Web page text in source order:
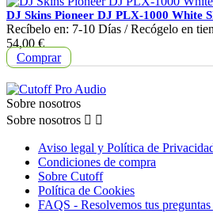
DJ Skins Pioneer DJ PLX-1000 White
Recíbelo en: 7-10 Días / Recógelo en
Precio
54,00 €
Comprar
Sobre nosotros
Sobre nosotros  
Aviso legal y Política de
Condiciones de compra
Sobre Cutoff
Política de Cookies
FAQS - Resolvemos tus preguntas